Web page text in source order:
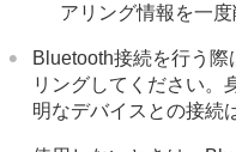
アリング情報を一度
Bluetooth接続を行う
リングしてください。
明なデバイスとの接続